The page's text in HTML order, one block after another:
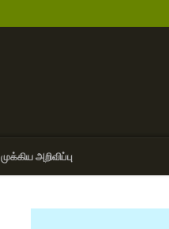
முக்கிய அறிவிப்பு